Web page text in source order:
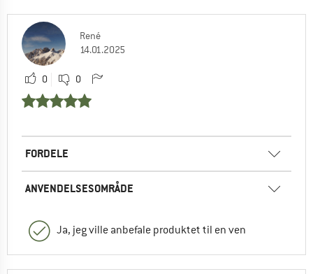
René
14.01.2025
0 0
FORDELE
ANVENDELSESOMRÅDE
Ja, jeg ville anbefale produktet til en ven